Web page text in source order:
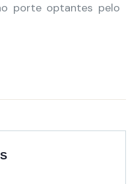
porte optantes pelo